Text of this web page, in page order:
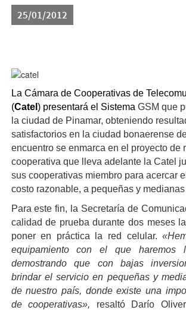
25/01/2012
catel.bmp
La Cámara de Cooperativas de
(Catel ) presentará el Sistema GSM que
la ciudad de Pinamar, obteniendo
satisfactorios en la ciudad bonaerense
encuentro se enmarca en el proyecto de
cooperativa que lleva adelante la Catel
sus cooperativas miembro para acercar
costo razonable, a pequeñas y
Para este fin, la Secretaría de
calidad de prueba durante dos meses
poner en práctica la red celular.
equipamiento con el que haremos
demostrando que con bajas
brindar el servicio en pequeñas y
de nuestro país, donde existe una
de cooperativas», resaltó Darío